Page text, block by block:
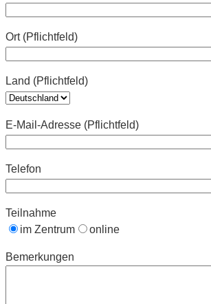
Ort (Pflichtfeld)
Land (Pflichtfeld)
E-Mail-Adresse (Pflichtfeld)
Telefon
Teilnahme
im Zentrum
online
Bemerkungen